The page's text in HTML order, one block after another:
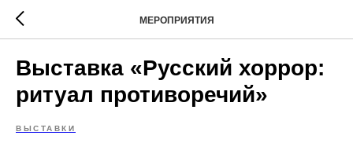
МЕРОПРИЯТИЯ
Выставка «Русский хоррор:
ритуал противоречий»
ВЫСТАВКИ